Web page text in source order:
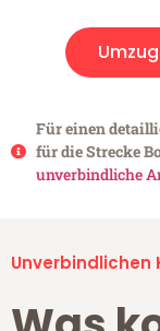
Für einen
für die Strecke
unverbindliche